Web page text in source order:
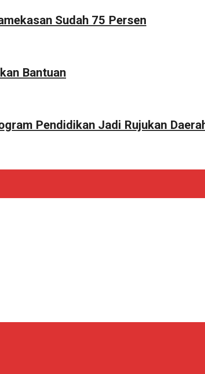
Sudah 75 Persen
Bantuan
Pendidikan Jadi Rujukan